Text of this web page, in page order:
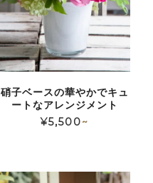
硝子ベースの華やかでキュ
ートなアレンジメント
¥5,500~